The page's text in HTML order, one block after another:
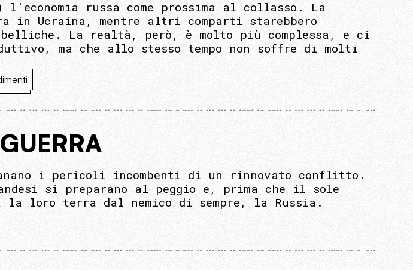
russa come prossima al collasso. La
in Ucraina, mentre altri comparti starebbero
belliche. La realtà, però, è molto più complessa, e ci
ma che allo stesso tempo non soffre di molti
i pericoli incombenti di un rinnovato conflitto.
si preparano al peggio e, prima che il sole
la loro terra dal nemico di sempre, la Russia.